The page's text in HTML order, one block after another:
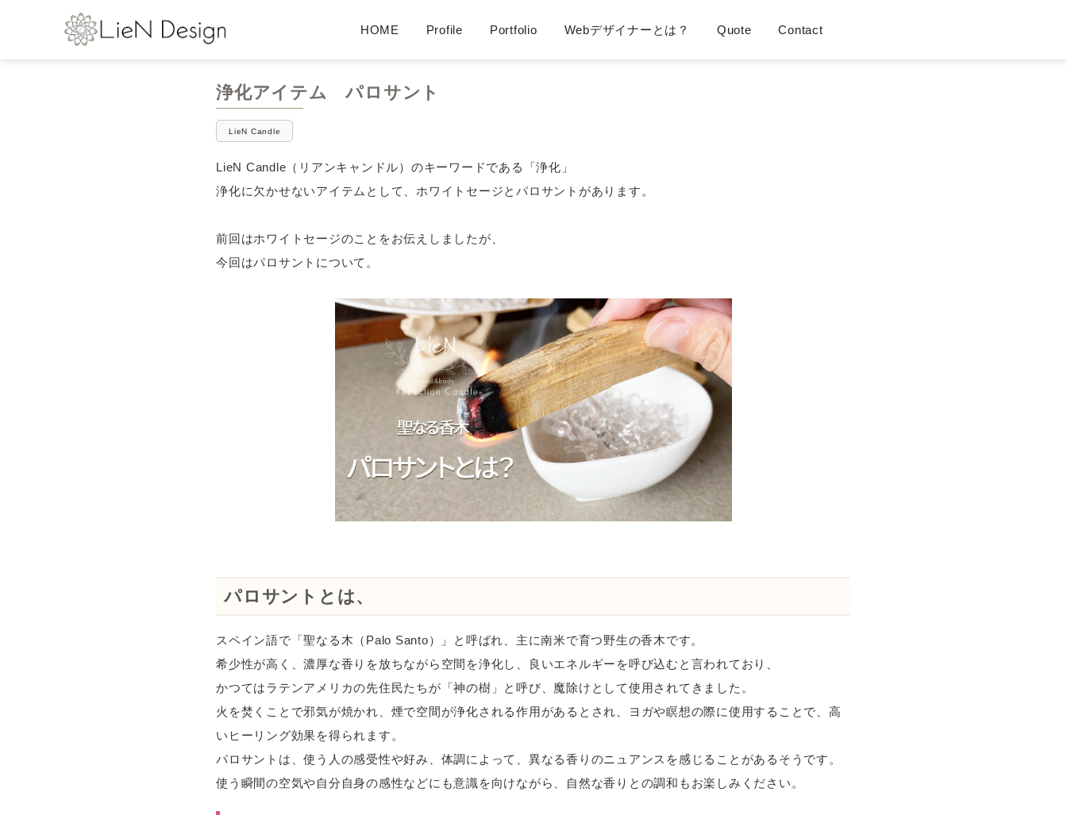
LieN Design（リアンデザイン） Webデザイナー
HOME Profile Portfolio Webデザイナーとは？ Quote Contact
浄化アイテム パロサント
LieN Candle
LieN Candle（リアンキャンドル）のキーワードである「浄化」
浄化に欠かせないアイテムとして、ホワイトセージとパロサントがあります。
前回はホワイトセージのことをお伝えしましたが、
今回はパロサントについて。
パロサントとは、
スペイン語で「聖なる木（Palo Santo）」と呼ばれ、主に南米で育つ野生の香木です。
希少性が高く、濃厚な香りを放ちながら空間を浄化し、良いエネルギーを呼び込むと言われており、
かつてはラテンアメリカの先住民たちが「神の樹」と呼び、魔除けとして使用されてきました。
火を焚くことで邪気が焼かれ、煙で空間が浄化される作用があるとされ、ヨガや瞑想の際に使用することで、高
いヒーリング効果を得られます。
パロサントは、使う人の感受性や好み、体調によって、異なる香りのニュアンスを感じることがあるそうです。
使う瞬間の空気や自分自身の感性などにも意識を向けながら、自然な香りとの調和もお楽しみください。